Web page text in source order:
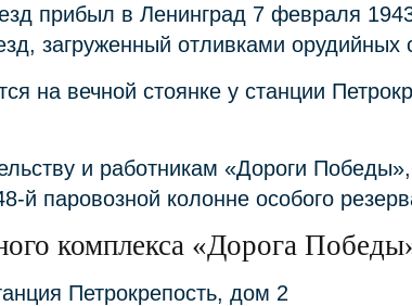
прибыл в Ленинград 7 февраля
загруженный отливками
на вечной стоянке у станции
и работникам «Дороги
й паровозной колонне особого
комплекса «Дорога
Петрокрепость, дом 2